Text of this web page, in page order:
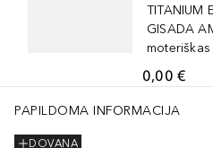
TITANIUM
GISADA
0,00 €
PAPILDOMA INFORMACIJA
DOVANA